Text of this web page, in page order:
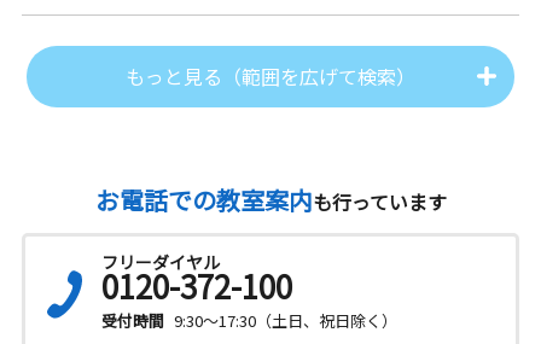
もっと見る（範囲を広げて検索）
お電話での教室案内も行っています
フリーダイヤル
0120-372-100
受付時間 9:30～17:30（土日、祝日除く）